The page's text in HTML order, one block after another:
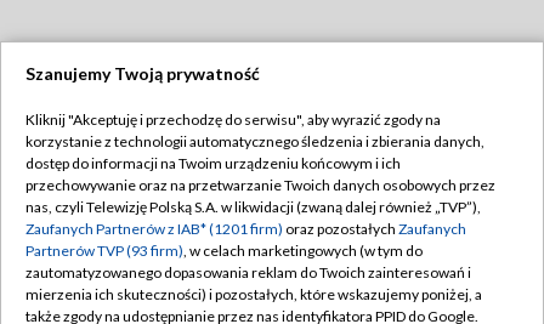
TVP
Abonament TVP
Emisja w TVP
Centrum informacji TVP
Naziemna Telewizja Cyfrowa
Regulamin TVP
Polityka prywatności
Moje zgody
Pomoc
Szanujemy Twoją prywatność
Kliknij "Akceptuję i przechodzę do serwisu", aby wyrazić zgody na
korzystanie z technologii automatycznego śledzenia i zbierania danych,
dostęp do informacji na Twoim urządzeniu końcowym i ich
przechowywanie oraz na przetwarzanie Twoich danych osobowych przez
nas, czyli Telewizję Polską S.A. w likwidacji (zwaną dalej również „TVP”),
Zaufanych Partnerów z IAB* (1201 firm) oraz pozostałych Zaufanych
Partnerów TVP (93 firm), w celach marketingowych (w tym do
zautomatyzowanego dopasowania reklam do Twoich zainteresowań i
mierzenia ich skuteczności) i pozostałych, które wskazujemy poniżej, a
także zgody na udostępnianie przez nas identyfikatora PPID do Google.